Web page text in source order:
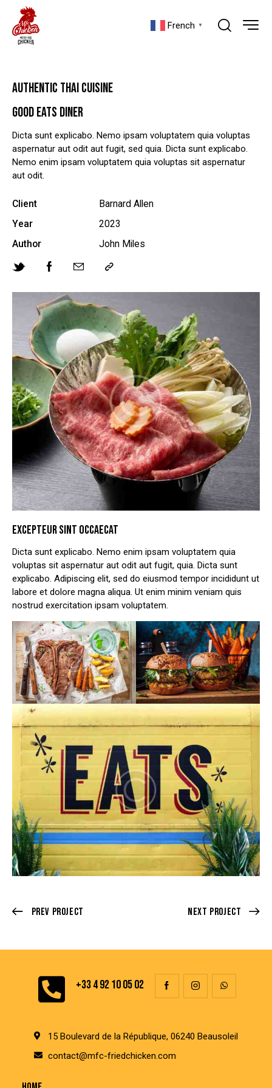
French ▼
AUTHENTIC THAI CUISINE
EXCEPTEUR SINT OCCAECAT
Dicta sunt explicabo. Nemo enim ipsam voluptatem quia
voluptas sit aspernatur aut odit aut fugit, quia. Dicta sunt
explicabo. Adipiscing elit, sed do eiusmod tempor incididunt ut
labore et dolore magna aliqua. Ut enim minim veniam quis
nostrud exercitation ipsam voluptatem.
GOOD EATS DINER
Dicta sunt explicabo. Nemo ipsam voluptatem quia voluptas
aspernatur aut odit aut fugit, sed quia. Dicta sunt explicabo.
Nemo enim ipsam voluptatem quia voluptas sit aspernatur
aut odit.
Client
Barnard Allen
Year
2023
Author
John Miles
Prev Project Next Project
15 Boulevard de la République, 06240 Beausoleil
contact@mfc-friedchicken.com
+33 4 92 10 05 02